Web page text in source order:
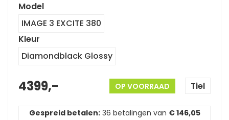
Model
IMAGE 3 EXCITE 380
Kleur
Diamondblack Glossy
4399,- OP VOORRAAD Tiel
Gespreid betalen:36 betalingen van € 146,05